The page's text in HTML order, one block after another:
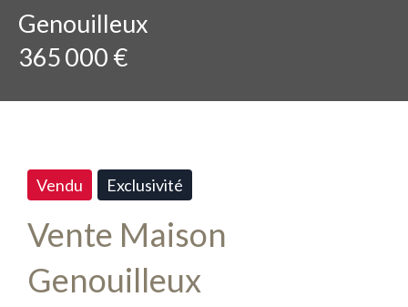
Genouilleux
365 000 €
Vendu Exclusivité
Vente Maison
Genouilleux